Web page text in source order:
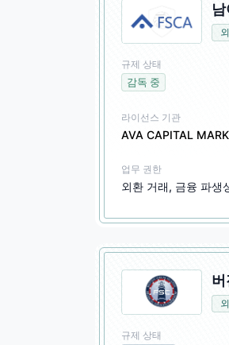
규제 상태
감독 중
라이선스 기관
AVA CAPITAL
업무 권한
외환 거래, 금융 파생
규제 상태